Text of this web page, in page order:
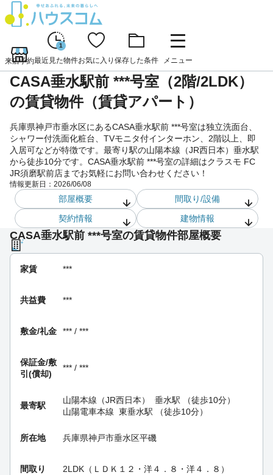
来店予約
1
最近見た物件お気に入り 保存した条件 メニュー
CASA垂水駅前 ***号室（2階/2LDK）
の賃貸物件（賃貸アパート）
兵庫県神戸市垂水区にあるCASA垂水駅前 ***号室は独立洗面台、
シャワー付洗面化粧台、TVモニタ付インターホン、2階以上、即
入居可などが特徴です。最寄り駅の山陽本線（JR西日本）垂水駅
から徒歩10分です。CASA垂水駅前 ***号室の詳細はクラスモ FC
JR須磨駅前店までお気軽にお問い合わせください！
情報更新日： 2026/06/08
部屋概要
間取り/設備
契約情報
建物情報
CASA垂水駅前 ***号室の賃貸物件部屋概要
家賃 ***
共益費 ***
敷金/礼金 *** / ***
保証金/敷
引(償却)
*** / ***
最寄駅
山陽本線（JR西日本） 垂水駅 （徒歩10分）
山陽電車本線 東垂水駅 （徒歩10分）
所在地 兵庫県神戸市垂水区平磯
間取り 2LDK（ＬＤＫ１２・洋４．８・洋４．８）